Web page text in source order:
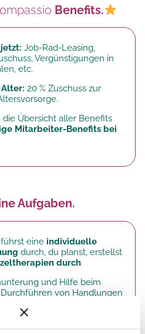
Benefits.
Job-Rad-Leasing,
Vergünstigungen in
etc.
Alter: 20 % Zuschuss zur
die Übersicht aller Benefits
Mitarbeiter-Benefits bei
Aufgaben.
eine individuelle
durch, du planst, erstellst
durch
und Hilfe beim
von Handlungen
Du wendest dabei
Verfahren an